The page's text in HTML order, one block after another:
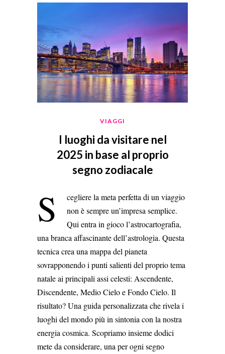
VIAGGI
I luoghi da visitare nel
2025 in base al proprio
segno zodiacale
S
cegliere la meta perfetta di un viaggio
non è sempre un’impresa semplice.
Qui entra in gioco l’astrocartografia,
una branca affascinante dell’astrologia. Questa
tecnica crea una mappa del pianeta
sovrapponendo i punti salienti del proprio tema
natale ai principali assi celesti: Ascendente,
Discendente, Medio Cielo e Fondo Cielo. Il
risultato? Una guida personalizzata che rivela i
luoghi del mondo più in sintonia con la nostra
energia cosmica. Scopriamo insieme dodici
mete da considerare, una per ogni segno